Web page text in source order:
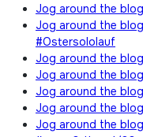
Jog around the
Jog around the
#Ostersololauf
Jog around the
Jog around the
Jog around the
Jog around the
Jog around the